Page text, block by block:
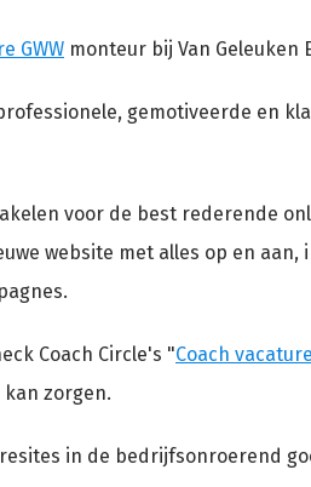
GWW monteur bij Van Geleuken
gemotiveerde en
voor de best rederende
website met alles op en
Coach Circle's "Coach vacature
zorgen.
in de bedrijfsonroerend